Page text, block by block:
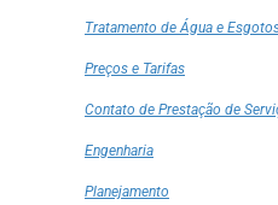
Tratamento de Água e
Preços e Tarifas
Contato de Prestação de
Engenharia
Planejamento